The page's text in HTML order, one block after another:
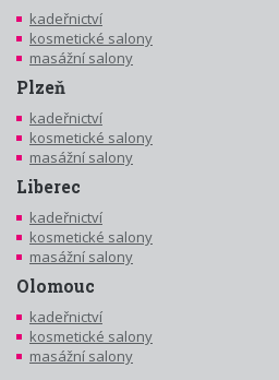
kadeřnictví
kosmetické salony
masážní salony
Plzeň
kadeřnictví
kosmetické salony
masážní salony
Liberec
kadeřnictví
kosmetické salony
masážní salony
Olomouc
kadeřnictví
kosmetické salony
masážní salony